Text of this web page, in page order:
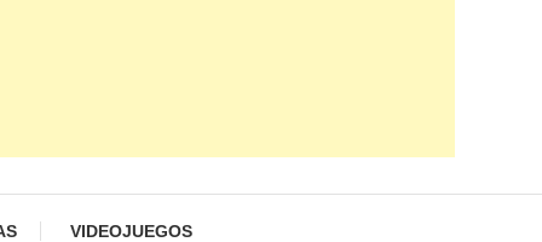
VIDEOJUEGOS